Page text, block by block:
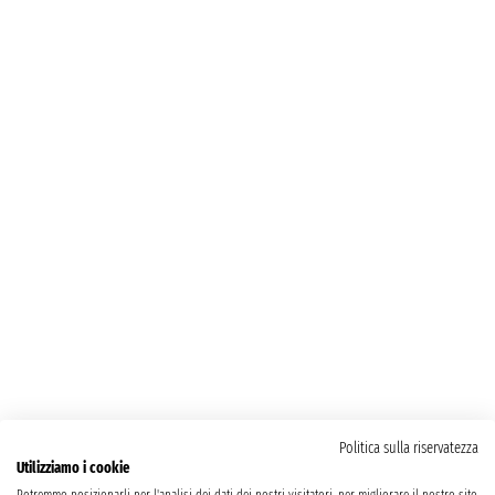
Politica sulla riservatezza
Utilizziamo i cookie